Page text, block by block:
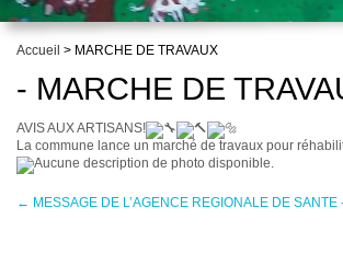
Accueil > MARCHE DE TRAVAUX
- MARCHE DE
AVIS AUX ARTISANS!
La commune lance un marché de travaux pour
← MESSAGE DE L’AGENCE REGIONALE DE SANTE